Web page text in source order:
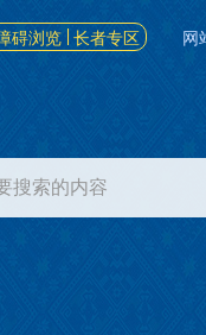
碍浏览 长者专区 网